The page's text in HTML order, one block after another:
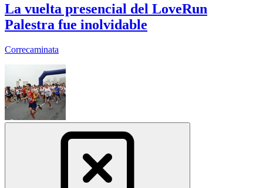
La vuelta presencial del LoveRun
Palestra fue inolvidable
Correcaminata